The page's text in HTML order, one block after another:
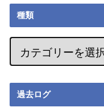
種類
過去ログ